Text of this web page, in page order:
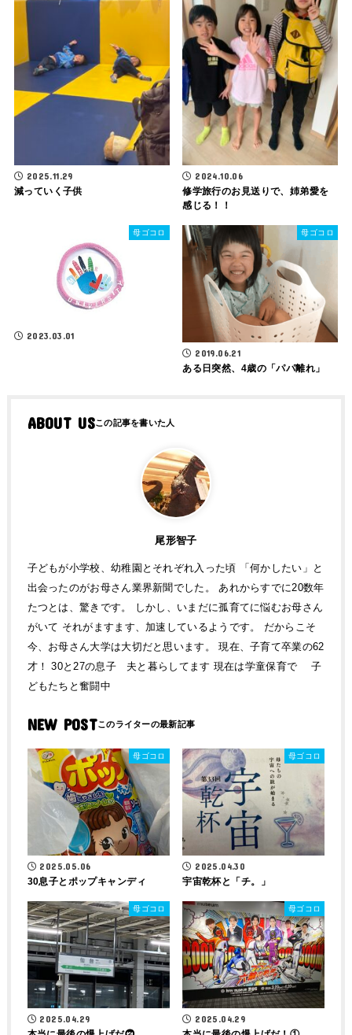
2025.11.29
減っていく子供
2024.10.06
修学旅行のお見送りで、姉弟愛を
感じる！！
母ゴコロ
2023.03.01
母ゴコロ
2019.06.21
ある日突然、4歳の「パパ離れ」
ABOUT US
尾形智子
子どもが小学校、幼稚園とそれぞれ入った頃 「何かしたい」と
出会ったのがお母さん業界新聞でした。 あれからすでに20数年
たつとは、驚きです。 しかし、いまだに孤育てに悩むお母さん
がいて それがますます、加速しているようです。 だからこそ
今、お母さん大学は大切だと思います。 現在、子育て卒業の62
才！ 30と27の息子 夫と暮らしてます 現在は学童保育で 子
どもたちと奮闘中
NEW POST
母ゴコロ
2025.05.06
30息子とポップキャンディ
母ゴコロ
2025.04.30
宇宙乾杯と「チ。」
母ゴコロ
2025.04.29
母ゴコロ
2025.04.29